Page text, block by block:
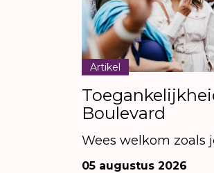
Boulevard
Wees welkom zoals
05 augustus 2026
Artikel